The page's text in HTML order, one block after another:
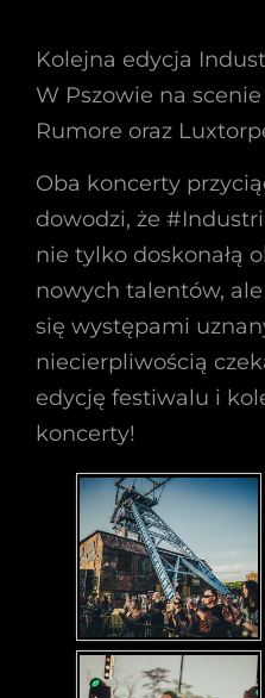
Kolejna edycja
W Pszowie na scenie
Rumore oraz
Oba koncerty
dowodzi, że
nie tylko doskonałą
nowych talentów,
się występami
niecierpliwością
edycję festiwalu i
koncerty!